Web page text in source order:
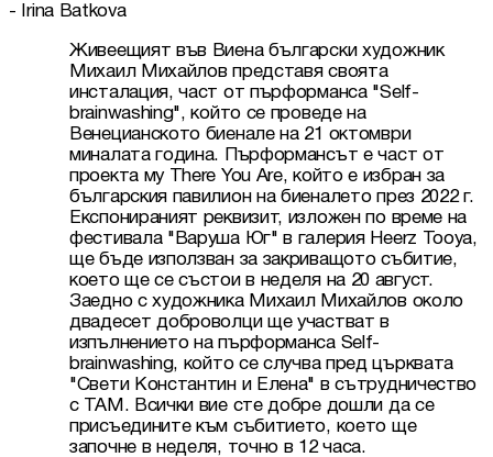
- Irina Batkova
Живеещият във Виена български художник
Михаил Михайлов представя своята
инсталация, част от пърформанса "Self-
brainwashing", който се проведе на
Венецианското биенале на 21 октомври
миналата година. Пърформансът е част от
проекта му There You Are, който е избран за
българския павилион на биеналето през 2022 г.
Експонираният реквизит, изложен по време на
фестивала "Варуша Юг" в галерия Heerz Tooya,
ще бъде използван за закриващото събитие,
което ще се състои в неделя на 20 август.
Заедно с художника Михаил Михайлов около
двадесет доброволци ще участват в
изпълнението на пърформанса Self-
brainwashing, който се случва пред църквата
"Свети Константин и Елена" в сътрудничество
с ТАМ. Всички вие сте добре дошли да се
присъедините към събитието, което ще
започне в неделя, точно в 12 часа.